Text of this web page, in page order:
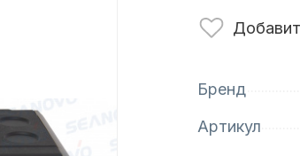
Бренд
Артикул